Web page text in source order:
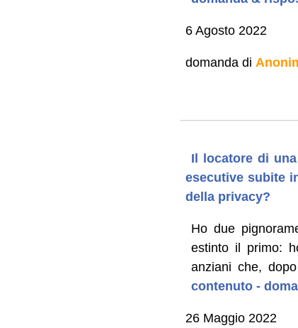
6 Agosto 2022
domanda di
Il locatore di
esecutive subite
della privacy?
Ho due
estinto il primo:
anziani che,
contenuto -
26 Maggio 2022